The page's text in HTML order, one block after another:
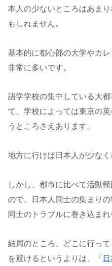
本人の少ないところはあま
もしれません。
基本的に都心部の大学やカ
非常に多いです。
語学学校の集中している大
て、学校によっては東京の
うところさえあります。
地方に行けば日本人が少なく
しかし、都市に比べて活動
ので、日本人同士の集まり
同士のトラブルに巻き込まれ
結局のところ、どこに行っ
を避けるというよりは、「